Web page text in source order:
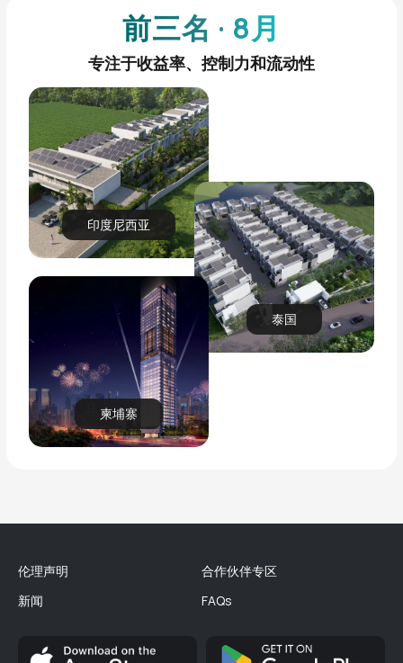
前三名 · 8月
专注于收益率、控制力和流动性
印度尼西亚
泰国
柬埔寨
伦理声明
新闻
合作伙伴专区
FAQs